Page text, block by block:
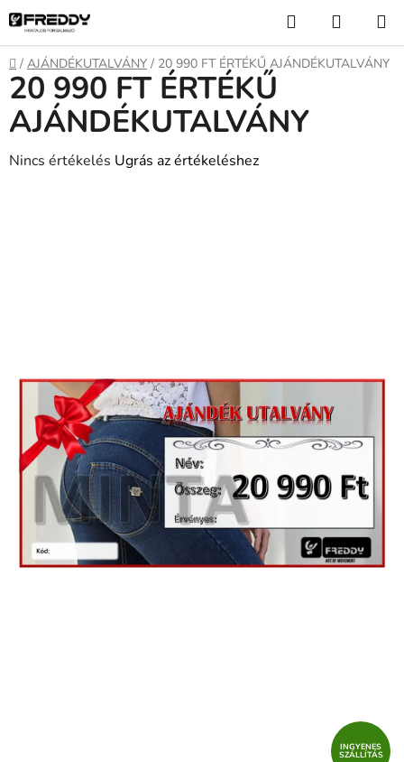
Ugrás
fő
tartalomhoz
KeresésKOSÁR
Kezdőlap
/ AJÁNDÉKUTALVÁNY / 20 990 FT ÉRTÉKŰ AJÁNDÉKUTALVÁNY
20 990 FT ÉRTÉKŰ
AJÁNDÉKUTALVÁNY
A
Nincs értékelés Ugrás az értékeléshez
INGYENES
SZÁLLÍTÁS